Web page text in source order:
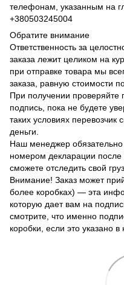
телефонам, указанным на
+380503245004
Обратите внимание
Ответственность за
заказа лежит целиком на
при отправке товара мы
заказа, равную стоимости
При получении проверяйте
подпись, пока не будете
таких условиях перевозчик
деньги.
Наш менеджер
номером декларации
сможете отследить свой груз.
Внимание! Заказ может
более коробках) — эта
которую дает вам на
смотрите, что именно
коробки, если это указано в